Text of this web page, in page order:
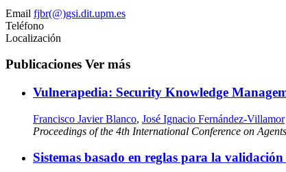
Email fjbr(@)gsi.dit.upm.es
Teléfono
Localización
Publicaciones Ver más
Vulnerapedia: Security Knowledge
Francisco Javier Blanco, José Ignacio Fernández-Villamor
Proceedings of the 4th International Conference on
Sistemas basado en reglas para la